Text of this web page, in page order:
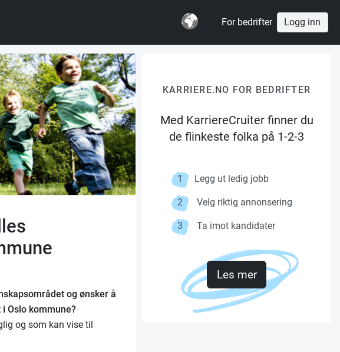
For bedrifter Logg inn
og ønsker å
Oslo kommune?
og som kan vise til
KARRIERE.NO FOR BEDRIFTER
Med KarriereCruiter finner du
de flinkeste folka på 1-2-3
1 Legg ut ledig jobb
2 Velg riktig annonsering
3 Ta imot kandidater
Les mer